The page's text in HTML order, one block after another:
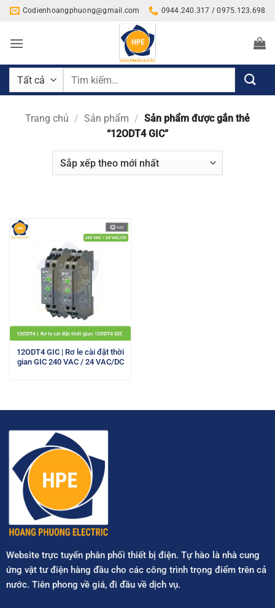
Bỏ
nội
Codienhoangphuong@gmail.com 0944.240.317 / 0975.123.698
Tìm
Trang chủ / Sản phẩm / Sản phẩm được gắn thẻ
“12ODT4 GIC”
12ODT4 GIC | Rơ le cài đặt thời
gian GIC 240 VAC / 24 VAC/DC
Website trực tuyến phân phối thiết bị điện. Tự hào là nhà cung
ứng vật tư điện hàng đầu cho các công trình trọng điểm trên cả
nước. Tiên phong về giá, đi đầu về dịch vụ.